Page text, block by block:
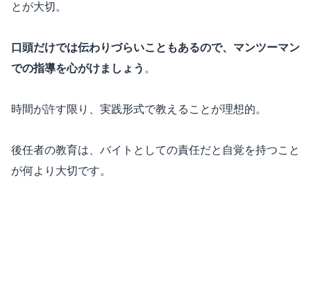
とが大切。
口頭だけでは伝わりづらいこともあるので、マンツーマン
での指導を心がけましょう 。
時間が許す限り、実践形式で教えることが理想的。
後任者の教育は、バイトとしての責任だと自覚を持つこと
が何より大切です。